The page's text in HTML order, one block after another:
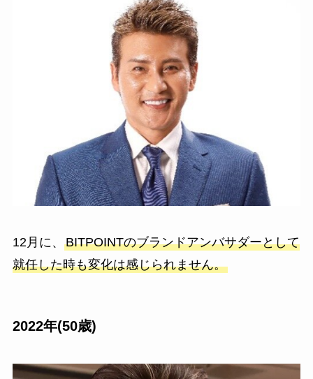
12月に、 BITPOINTのブランドアンバサダーとして
就任した時も変化は感じられません。
2022年(50歳)